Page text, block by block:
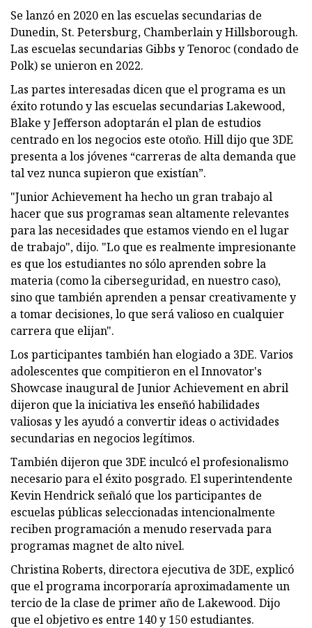
Se lanzó en 2020 en las escuelas secundarias de
Dunedin, St. Petersburg, Chamberlain y Hillsborough.
Las escuelas secundarias Gibbs y Tenoroc (condado de
Polk) se unieron en 2022.
Las partes interesadas dicen que el programa es un
éxito rotundo y las escuelas secundarias Lakewood,
Blake y Jefferson adoptarán el plan de estudios
centrado en los negocios este otoño. Hill dijo que 3DE
presenta a los jóvenes “carreras de alta demanda que
tal vez nunca supieron que existían”.
"Junior Achievement ha hecho un gran trabajo al
hacer que sus programas sean altamente relevantes
para las necesidades que estamos viendo en el lugar
de trabajo", dijo. "Lo que es realmente impresionante
es que los estudiantes no sólo aprenden sobre la
materia (como la ciberseguridad, en nuestro caso),
sino que también aprenden a pensar creativamente y
a tomar decisiones, lo que será valioso en cualquier
carrera que elijan".
Los participantes también han elogiado a 3DE. Varios
adolescentes que compitieron en el Innovator's
Showcase inaugural de Junior Achievement en abril
dijeron que la iniciativa les enseñó habilidades
valiosas y les ayudó a convertir ideas o actividades
secundarias en negocios legítimos.
También dijeron que 3DE inculcó el profesionalismo
necesario para el éxito posgrado. El superintendente
Kevin Hendrick señaló que los participantes de
escuelas públicas seleccionadas intencionalmente
reciben programación a menudo reservada para
programas magnet de alto nivel.
Christina Roberts, directora ejecutiva de 3DE, explicó
que el programa incorporaría aproximadamente un
tercio de la clase de primer año de Lakewood. Dijo
que el objetivo es entre 140 y 150 estudiantes.